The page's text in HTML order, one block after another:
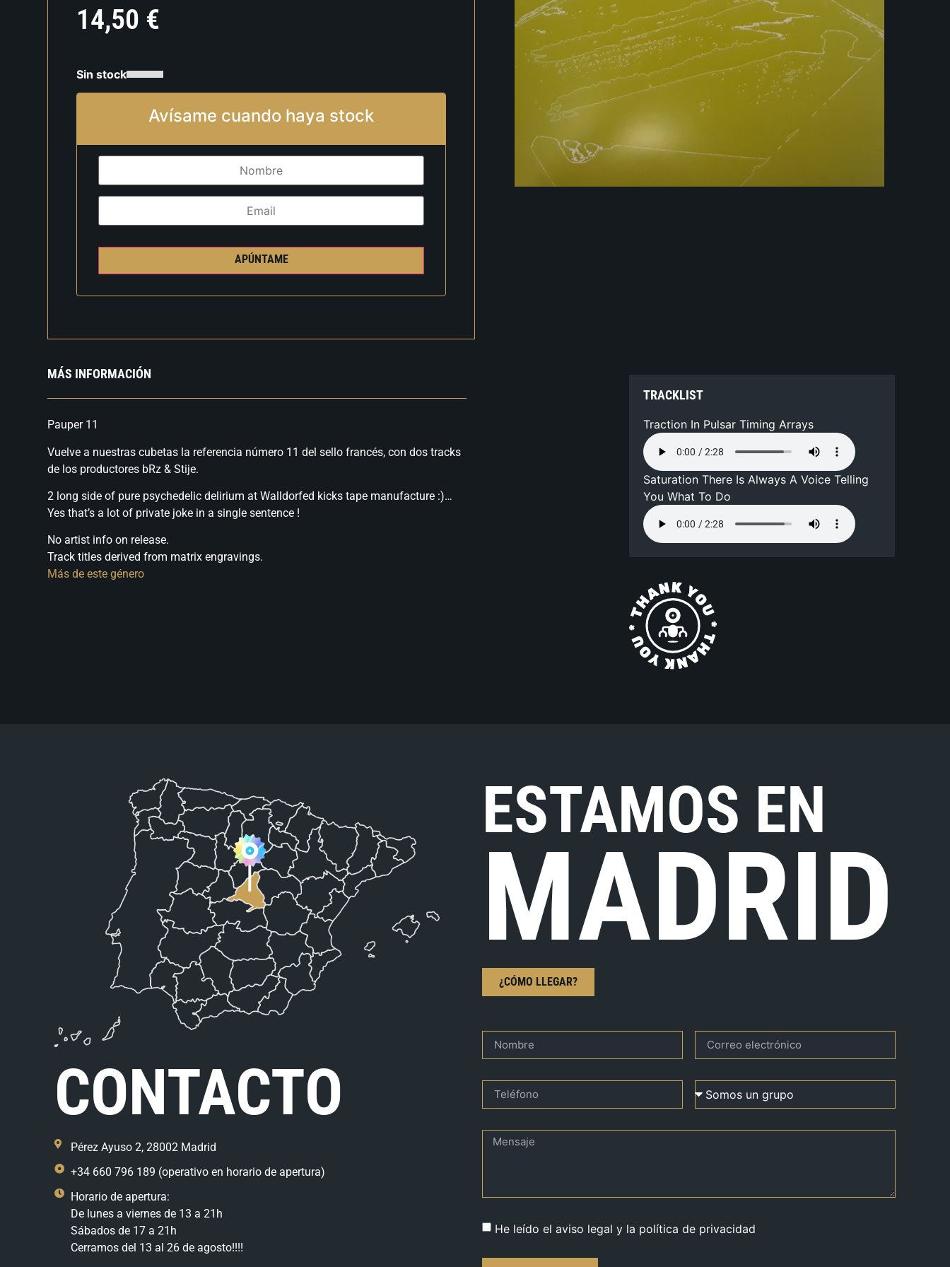
14,50 €
Sin stock
Avísame cuando haya stock
APÚNTAME
MÁS INFORMACIÓN
Pauper 11
Vuelve a nuestras cubetas la referencia número 11 del sello francés, con dos tracks
de los productores bRz & Stije.
2 long side of pure psychedelic delirium at Walldorfed kicks tape manufacture :)…
Yes that’s a lot of private joke in a single sentence !
No artist info on release.
Track titles derived from matrix engravings.
Más de este género
TRACKLIST
Traction In Pulsar Timing Arrays
Saturation There Is Always A Voice Telling
You What To Do
CONTACTO
Pérez Ayuso 2, 28002 Madrid
+34 660 796 189 (operativo en horario de apertura)
Horario de apertura:
De lunes a viernes de 13 a 21h
Sábados de 17 a 21h
Cerramos del 13 al 26 de agosto!!!!
ESTAMOS EN
MADRID
¿CÓMO LLEGAR?
He leído el aviso legal y la política de privacidad